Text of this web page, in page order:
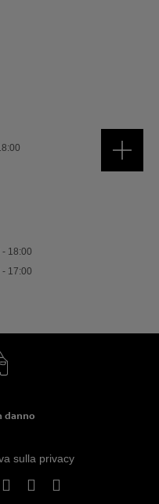
- 18:00
- 17:00
danno
sulla privacy